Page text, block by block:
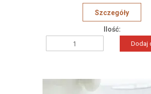
Szczegóły
Ilość:
Dodaj